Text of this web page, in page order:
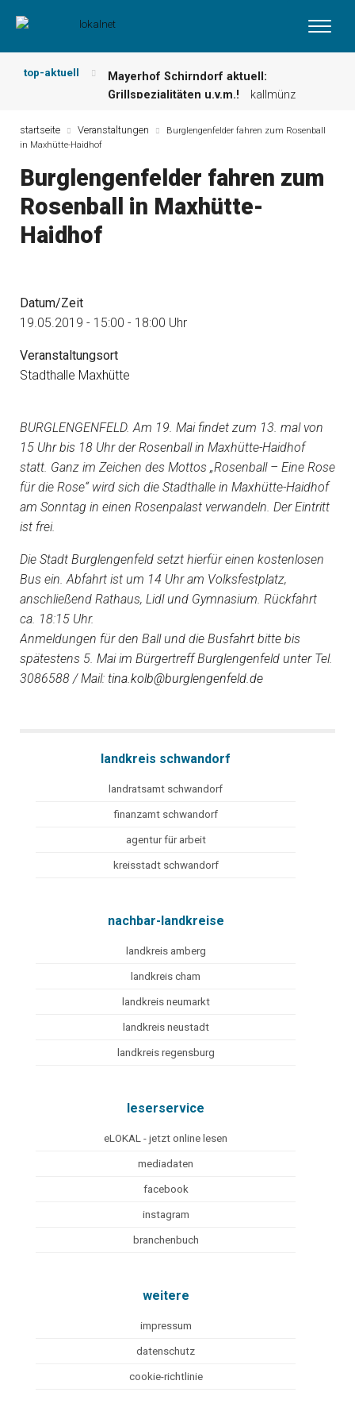
top-aktuell
Mayerhof Schirndorf aktuell:
Grillspezialitäten u.v.m.!
kallmünz
und mehr …
burglengenfeld
leserbriefe
Maxhütter Fischladen: Unser aktuelles
startseite Veranstaltungen
Burglengenfelder fahren zum Rosenball
in Maxhütte-Haidhof
Burglengenfelder fahren zum
Rosenball in Maxhütte-
Haidhof
Datum/Zeit
19.05.2019 - 15:00 - 18:00 Uhr
Veranstaltungsort
Stadthalle Maxhütte
BURGLENGENFELD. Am 19. Mai findet zum 13. mal von
15 Uhr bis 18 Uhr der Rosenball in Maxhütte-Haidhof
statt. Ganz im Zeichen des Mottos „Rosenball – Eine Rose
für die Rose“ wird sich die Stadthalle in Maxhütte-Haidhof
am Sonntag in einen Rosenpalast verwandeln. Der Eintritt
ist frei.
Die Stadt Burglengenfeld setzt hierfür einen kostenlosen
Bus ein. Abfahrt ist um 14 Uhr am Volksfestplatz,
anschließend Rathaus, Lidl und Gymnasium. Rückfahrt
ca. 18:15 Uhr.
Anmeldungen für den Ball und die Busfahrt bitte bis
spätestens 5. Mai im Bürgertreff Burglengenfeld unter Tel.
3086588 / Mail: tina.kolb@burglengenfeld.de
landkreis schwandorf
landratsamt schwandorf
finanzamt schwandorf
agentur für arbeit
kreisstadt schwandorf
nachbar-landkreise
landkreis amberg
landkreis cham
landkreis neumarkt
landkreis neustadt
landkreis regensburg
leserservice
eLOKAL - jetzt online lesen
mediadaten
facebook
instagram
branchenbuch
weitere
impressum
datenschutz
cookie-richtlinie